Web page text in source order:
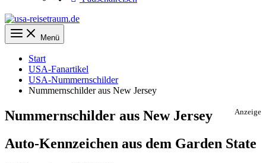
Menü
Start
USA-Fanartikel
USA-Nummernschilder
Nummernschilder aus New Jersey
Anzeige
Nummernschilder aus New Jersey
Auto-Kennzeichen aus dem Garden State